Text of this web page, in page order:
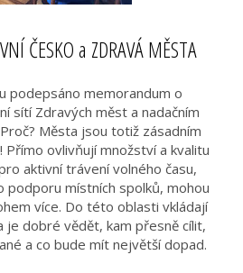
ČESKO a ZDRAVÁ MĚSTA
podepsáno memorandum o
sítí Zdravých měst a nadačním
Města jsou totiž zásadním
ovlivňují množství a kvalitu
aktivní trávení volného času,
podporu místních spolků, mohou
více. Do této oblasti vkládají
dobré vědět, kam přesně cílit,
a co bude mít největší dopad.